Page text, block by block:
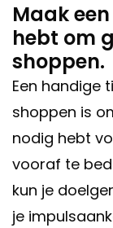
Maak
hebt om
shoppen.
Een handige
shoppen is
nodig hebt
vooraf te
kun je
je